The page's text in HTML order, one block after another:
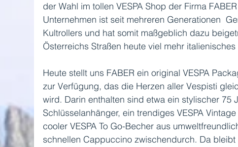
der Wahl im tollen VESPA Shop der Firma
Unternehmen ist seit mehreren Generationen
Kultrollers und hat somit maßgeblich dazu
Österreichs Straßen heute viel mehr
Heute stellt uns FABER ein original VESPA
zur Verfügung, das die Herzen aller Vespisti
wird. Darin enthalten sind etwa ein stylischer 75
Schlüsselanhänger, ein trendiges VESPA
cooler VESPA To Go-Becher aus
schnellen Cappuccino zwischendurch. Da